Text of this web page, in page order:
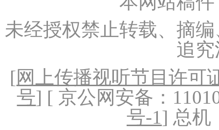
未经授权禁止转载、摘
追
[网上传播视听节目许可
号] [ 京公网安备：
号-1] 总机